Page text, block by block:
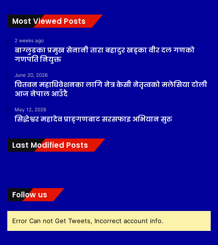
Most Viewed Posts
2 weeks ago
बाग्लुङका प्रमुख सेनानी तारा बहादुर खड्का वीर दल गणको
गणपति नियुक्त
June 20, 2026
चितवन महाधिवेशनका लागि नेत्र केसी नेतृत्वको मलेसिया टोली
आज नेपाल आउँदै
May 12, 2026
सिद्धेश्वर महादेव प्राङ्गणबाट सरसफाइ अभियान सुरु
Last Modified Posts
Follow us
Error Can not Get Tweets, Incorrect account info.